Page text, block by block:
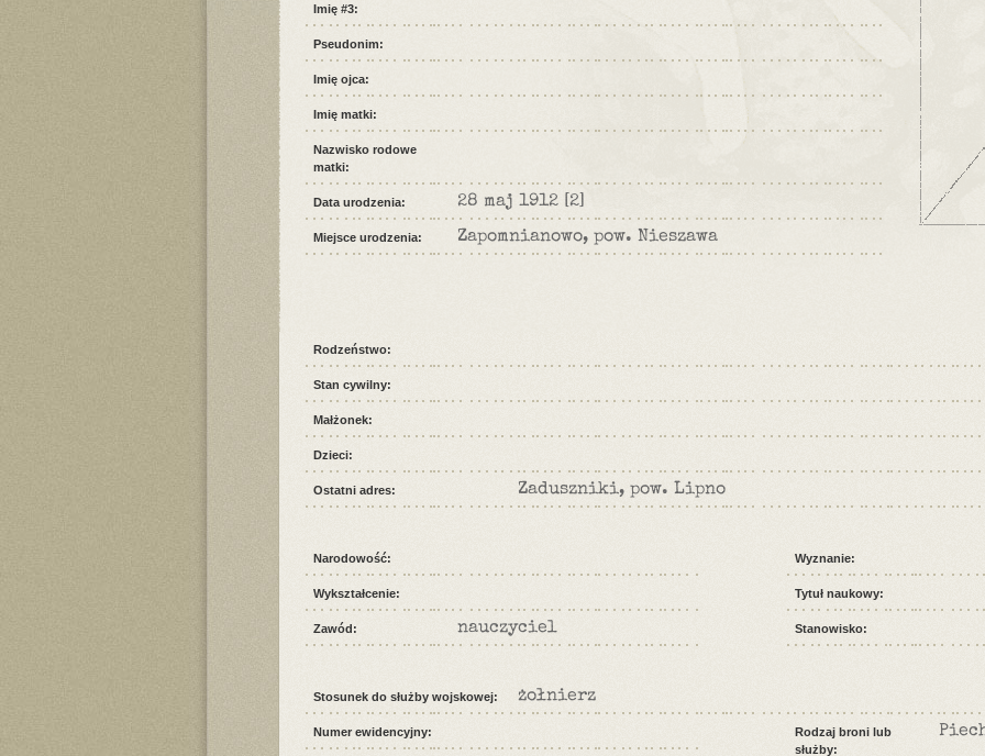
Imię #3:
Pseudonim:
Imię ojca:
Imię matki:
Nazwisko rodowe
matki:
Data urodzenia: 28 maj 1912 [2]
Miejsce urodzenia: Zapomnianowo, pow. Nieszawa
Rodzeństwo:
Stan cywilny:
Małżonek:
Dzieci:
Ostatni adres: Zaduszniki, pow. Lipno
Narodowość:
Wykształcenie:
Zawód: nauczyciel
Wyznanie:
Tytuł naukowy:
Stanowisko:
Stosunek do służby wojskowej: żołnierz
Numer ewidencyjny:
Rodzaj broni lub
służby: